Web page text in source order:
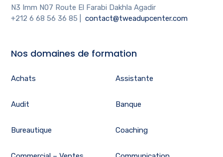
N3 Imm N07 Route El Farabi Dakhla Agadir
+212 6 68 56 36 85
|contact@tweadupcenter.com
Nos domaines de formation
Achats Assistante
Audit Banque
Bureautique Coaching